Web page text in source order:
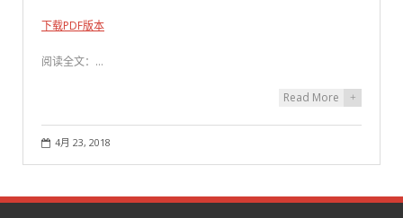
下载PDF版本
阅读全文：…
Read More +
4月 23, 2018